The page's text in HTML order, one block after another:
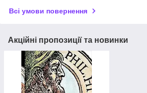
Всі умови повернення
Акційні пропозиції та новинки